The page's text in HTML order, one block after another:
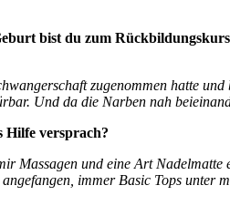
bist du zum
zugenommen hatte
Und da die Narben nah
Hilfe versprach?
Massagen und eine Art
immer Basic Tops